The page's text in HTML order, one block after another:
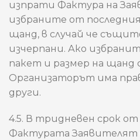
изпрати Фактура на
избраните от
щанд, в случай че
изчерпани. Ако
пакет и размер на щанд
Организаторът има
други.
4.5. В тридневен срок
Фактурата Заявителят